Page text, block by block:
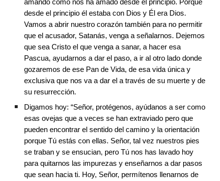
amando como nos ha amado desde el principio. Porque
desde el principio él estaba con Dios y Él era Dios.
Vamos a abrir nuestro corazón también para no permitir
que el acusador, Satanás, venga a señalarnos. Dejemos
que sea Cristo el que venga a sanar, a hacer esa
Pascua, ayudarnos a dar el paso, a ir al otro lado donde
gozaremos de ese Pan de Vida, de esa vida única y
exclusiva que nos va a dar el a través de su muerte y de
su resurrección.
Digamos hoy: “Señor, protégenos, ayúdanos a ser como
esas ovejas que a veces se han extraviado pero que
pueden encontrar el sentido del camino y la orientación
porque Tú estás con ellas. Señor, tal vez nuestros pies
se traban y se ensucian, pero Tú nos has lavado hoy
para quitarnos las impurezas y enseñarnos a dar pasos
que sean hacia ti. Hoy, Señor, permítenos llenarnos de